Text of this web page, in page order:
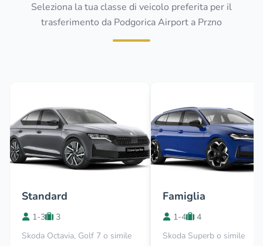
Seleziona la tua classe di veicolo preferita per il
trasferimento da Podgorica Airport a Przno
Standard
1-3
3
Skoda Octavia, Golf 7 o simile
Famiglia
1-4
4
Skoda Superb o simile